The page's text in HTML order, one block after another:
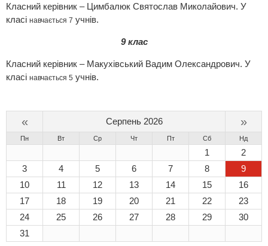
Класний керівник – Цимбалюк Святослав Миколайович. У
класі навчається 7 учнів.
9 клас
Класний керівник – Макухівський Вадим Олександрович. У
класі навчається 5 учнів.
« Серпень 2026 »
Пн Вт Ср Чт Пт Сб Нд
1
2
3
4 5 6 7 8
9
10
11 12 13 14 15
16
17
18 19 20 21 22
23
24
25 26 27 28 29
30
31